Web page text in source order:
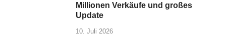
Millionen Verkäufe und großes
Update
10. Juli 2026